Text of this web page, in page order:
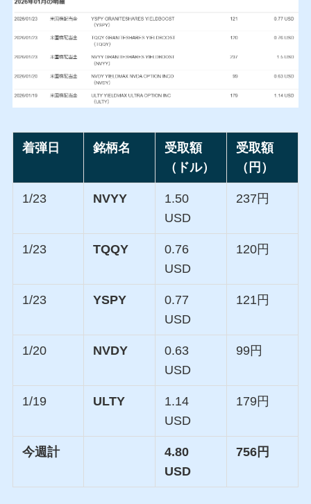
着弾日 銘柄名
受取額
（ドル）
受取額
（円）
1/23 NVYY
1.50
USD
237円
1/23 TQQY
0.76
USD
120円
1/23 YSPY
0.77
USD
121円
1/20 NVDY
0.63
USD
99円
1/19 ULTY
1.14
USD
179円
今週計
4.80
USD
756円